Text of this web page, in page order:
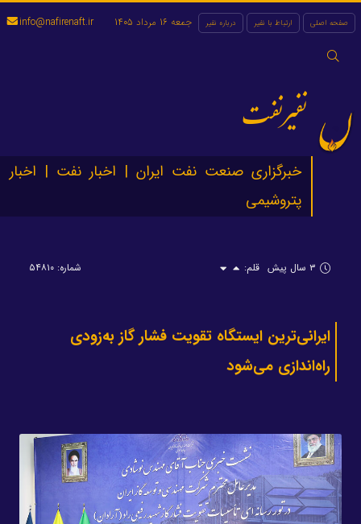
صفحه اصلی ارتباط با نفیر درباره نفیر
جستجو
جمعه 16 مرداد 1405 info@nafirenaft.ir
نفیرنفت
خبرگزاری صنعت نفت ایران | اخبار نفت | اخبار
پتروشیمی
۳ سال پیش قلم: شماره: ۵۴۸۱۰
ایرانی‌ترین ایستگاه تقویت فشار گاز به‌زودی
راه‌اندازی می‌شود